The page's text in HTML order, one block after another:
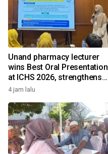
Unand pharmacy lecturer
wins Best Oral Presentation
at ICHS 2026, strengthens
research collaboration with
4 jam lalu